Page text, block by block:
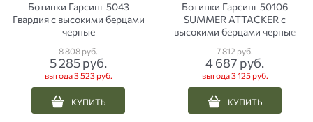
Ботинки Гарсинг 5043
Гвардия с высокими берцами
черные
8 808 руб.
5 285 руб.
выгода3 523 руб.
КУПИТЬ
Ботинки Гарсинг 50106
SUMMER ATTACKER с
высокими берцами черные
7 812 руб.
4 687 руб.
выгода3 125 руб.
КУПИТЬ